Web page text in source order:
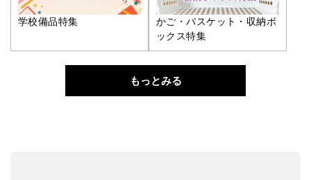
学校備品特集
かご・バスケット・収納ボ
ックス特集
もっとみる